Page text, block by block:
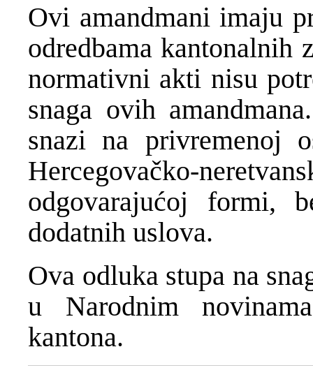
Ovi amandmani imaju
odredbama kantonalnih
normativni akti nisu
snaga ovih
snazi na privremenoj
Hercegovačko-
odgovarajućoj formi,
dodatnih uslova.
Ova odluka stupa na
u Narodnim novinama
kantona.